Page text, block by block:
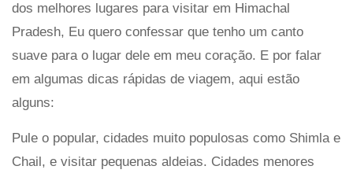
dos melhores lugares para visitar em Himachal
Pradesh, Eu quero confessar que tenho um canto
suave para o lugar dele em meu coração. E por falar
em algumas dicas rápidas de viagem, aqui estão
alguns:
Pule o popular, cidades muito populosas como Shimla e
Chail, e visitar pequenas aldeias. Cidades menores